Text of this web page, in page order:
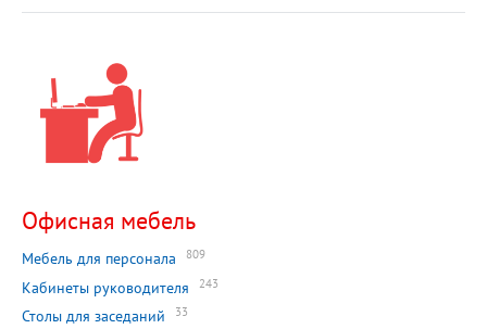
Офисная мебель
Мебель для персонала 809
Кабинеты руководителя 243
Столы для заседаний 33